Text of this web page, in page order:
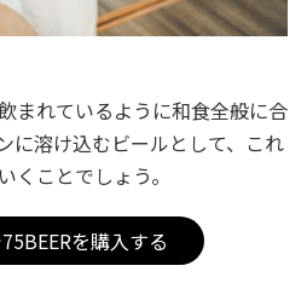
まれているように和食全般に合
に溶け込むビールとして、これ
くことでしょう。
を購入する